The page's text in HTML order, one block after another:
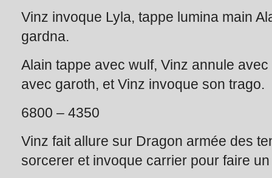
Vinz invoque Lyla, tappe lumina main
gardna.
Alain tappe avec wulf, Vinz annule
avec garoth, et Vinz invoque son trago.
6800 – 4350
Vinz fait allure sur Dragon armée des
sorcerer et invoque carrier pour faire